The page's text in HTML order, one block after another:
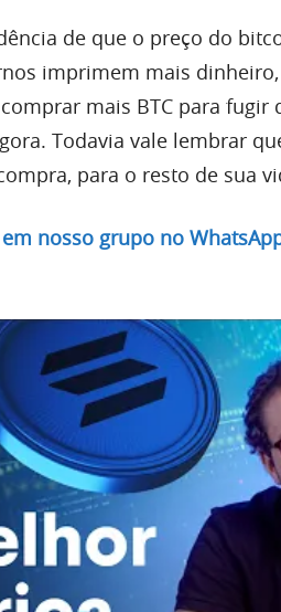
de que o preço do
imprimem mais
mais BTC para fugir
Todavia vale lembrar
para o resto de sua
em nosso grupo no